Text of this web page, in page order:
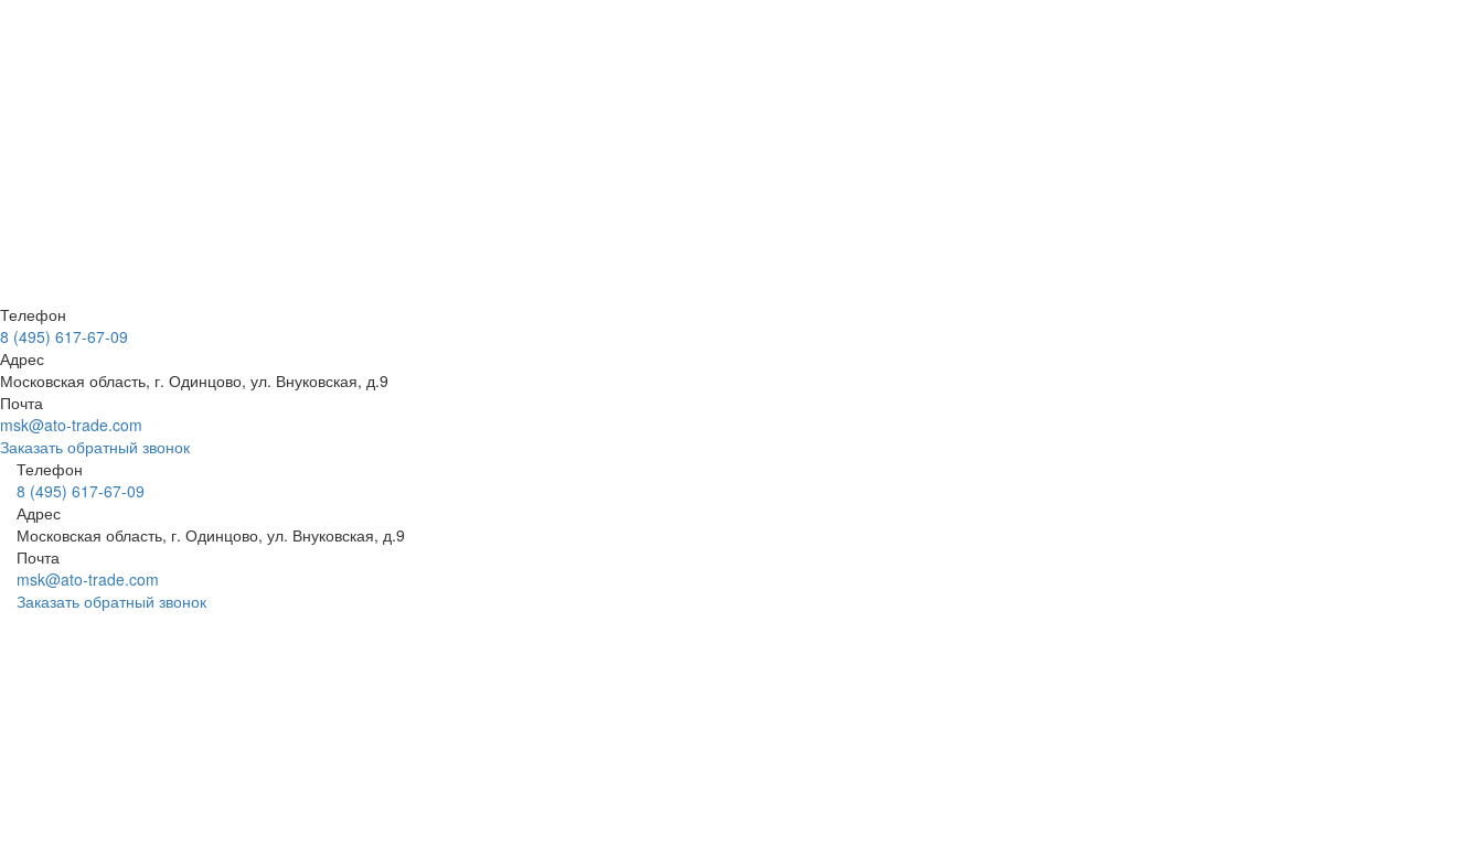
Телефон
8 (495) 617-67-09
Адрес
Московская область, г. Одинцово, ул. Внуковская, д.9
Почта
msk@ato-trade.com
Заказать обратный звонок
Телефон
8 (495) 617-67-09
Адрес
Московская область, г. Одинцово, ул. Внуковская, д.9
Почта
msk@ato-trade.com
Заказать обратный звонок